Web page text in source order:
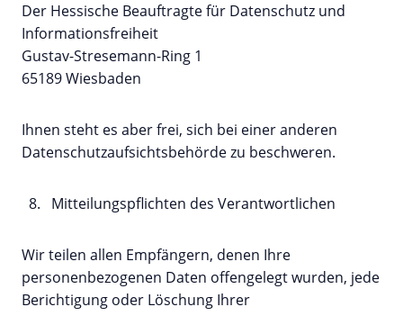
Der Hessische Beauftragte für Datenschutz und
Informationsfreiheit
Gustav-Stresemann-Ring 1
65189 Wiesbaden
Ihnen steht es aber frei, sich bei einer anderen
Datenschutzaufsichtsbehörde zu beschweren.
Mitteilungspflichten des Verantwortlichen
Wir teilen allen Empfängern, denen Ihre
personenbezogenen Daten offengelegt wurden, jede
Berichtigung oder Löschung Ihrer